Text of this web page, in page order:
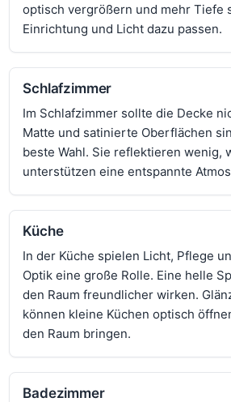
optisch vergrößern und mehr Tiefe
Einrichtung und Licht dazu passen.
Schlafzimmer
Im Schlafzimmer sollte die Decke
Matte und satinierte Oberflächen
beste Wahl. Sie reflektieren wenig,
unterstützen eine entspannte
Küche
In der Küche spielen Licht, Pflege
Optik eine große Rolle. Eine helle
den Raum freundlicher wirken.
können kleine Küchen optisch
den Raum bringen.
Badezimmer